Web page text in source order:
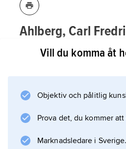
Ahlberg, Carl
arkitekt,
Stockholmstraktens
i stadsbyggnad vid
Stockholm 1960–69.
Ämbetsmannen Ahlberg
inflytande på de politiska
Vill du komma åt
Objektiv och pålitlig
Prova det, du kommer
Marknadsledare i Sverige.